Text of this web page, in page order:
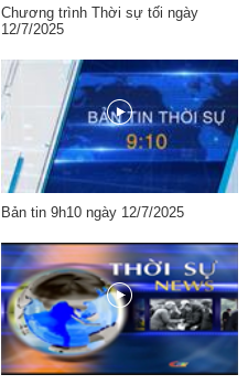
Chương trình Thời sự tối ngày
12/7/2025
Bản tin 9h10 ngày 12/7/2025